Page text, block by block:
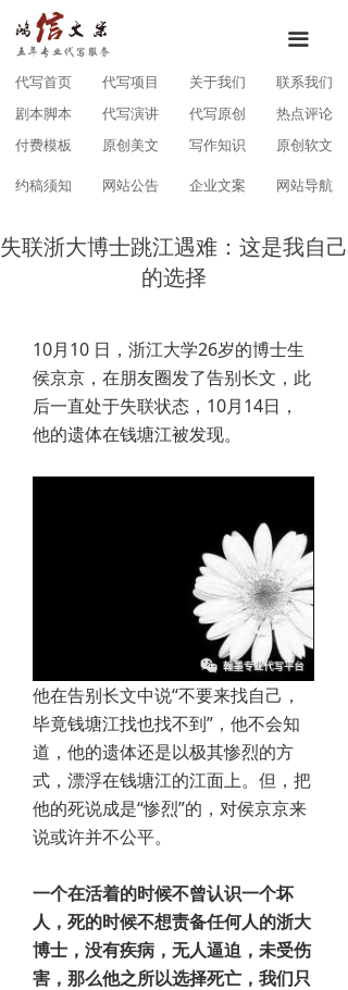
代写首页 代写项目 关于我们 联系我们
付费模板 原创美文 写作知识 原创软文
剧本脚本 代写演讲 代写原创 热点评论
约稿须知 网站公告 企业文案 网站导航
끀
失联浙大博士跳江遇难：这是我自己
的选择
10月10 日，浙江大学26岁的博士生
侯京京，在朋友圈发了告别长文，此
后一直处于失联状态，10月14日，
他的遗体在钱塘江被发现。
他在告别长文中说“不要来找自己，
毕竟钱塘江找也找不到”，他不会知
道，他的遗体还是以极其惨烈的方
式，漂浮在钱塘江的江面上。但，把
他的死说成是“惨烈”的，对侯京京来
说或许并不公平。
一个在活着的时候不曾认识一个坏
人，死的时候不想责备任何人的浙大
博士，没有疾病，无人逼迫，未受伤
害，那么他之所以选择死亡，我们只